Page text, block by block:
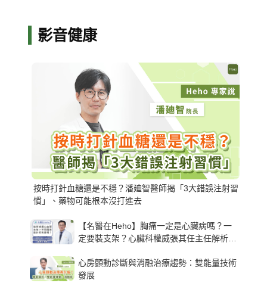
影音健康
按時打針血糖還是不穩？潘廸智醫師揭「3大錯誤注射習
慣」、藥物可能根本沒打進去
【名醫在Heho】胸痛一定是心臟病嗎？一
定要裝支架？心臟科權威張其任主任解析支
心房顫動診斷與消融治療趨勢：雙能量技術
發展